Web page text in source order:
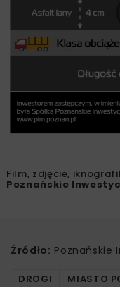
Film, zdjęcie,
Poznańskie
Źródło: Poznańskie
DROGI MIASTO